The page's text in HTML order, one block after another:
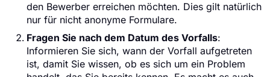
den Bewerber erreichen möchten. Dies gilt natürlich
nur für nicht anonyme Formulare.
Fragen Sie nach dem Datum des Vorfalls:
Informieren Sie sich, wann der Vorfall aufgetreten
ist, damit Sie wissen, ob es sich um ein Problem